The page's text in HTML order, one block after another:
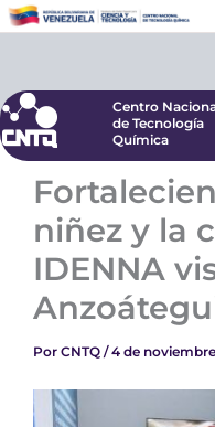
al
Centro Nacional
de Tecnología
Centro
de Tecnología
Química
niñez y la
IDENNA
Por CNTQ /4 de